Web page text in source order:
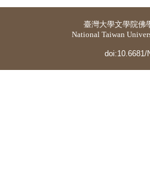
臺灣大學文學院佛
National Taiwan
doi:10.6681/